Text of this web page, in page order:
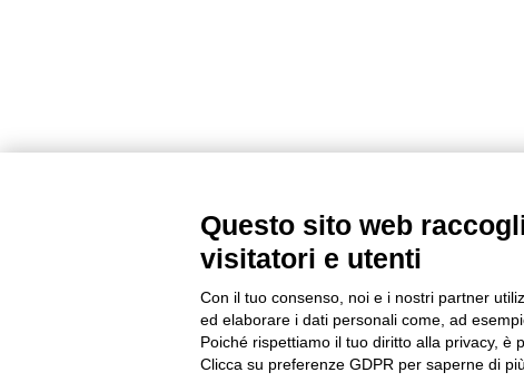
Questo sito web
visitatori e utenti
Con il tuo consenso, noi e i nostri partner
ed elaborare i dati personali come, ad
Poiché rispettiamo il tuo diritto alla privacy, è
Clicca su preferenze GDPR per saperne di più.